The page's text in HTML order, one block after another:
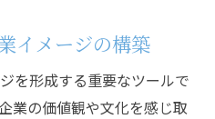
イメージの構築
を形成する重要なツールで
業の価値観や文化を感じ取